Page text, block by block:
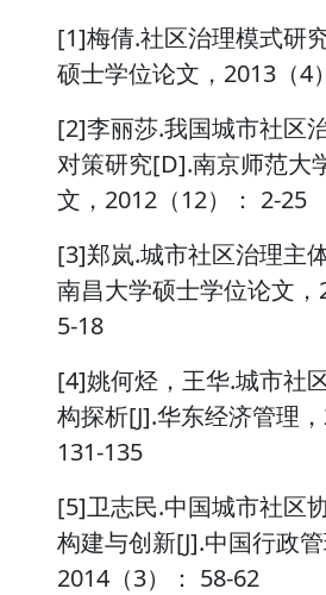
[1]梅倩.社区治理模式研
硕士学位论文，2013（4
[2]李丽莎.我国城市社区
对策研究[D].南京师范大
文，2012（12）： 2-25
[3]郑岚.城市社区治理主
南昌大学硕士学位论文，
5-18
[4]姚何烃，王华.城市社
构探析[J].华东经济管理
131-135
[5]卫志民.中国城市社区
构建与创新[J].中国行政管
2014（3）： 58-62